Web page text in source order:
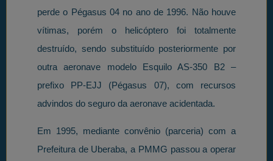
perde o Pégasus 04 no ano de 1996. Não houve
vítimas, porém o helicóptero foi totalmente
destruído, sendo substituído posteriormente por
outra aeronave modelo Esquilo AS-350 B2 –
prefixo PP-EJJ (Pégasus 07), com recursos
advindos do seguro da aeronave acidentada.
Em 1995, mediante convênio (parceria) com a
Prefeitura de Uberaba, a PMMG passou a operar